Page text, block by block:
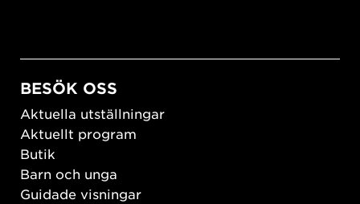
BESÖK OSS
Aktuella utställningar
Aktuellt program
Butik
Barn och unga
Guidade visningar